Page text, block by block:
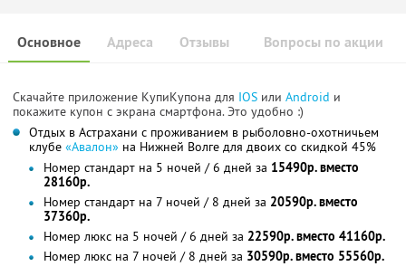
Основное Отзывы Вопросы по акции
Адреса
Скачайте приложение КупиКупона для IOS или Android и
покажите купон с экрана смартфона. Это удобно :)
Отдых в Астрахани с проживанием в рыболовно-охотничьем
клубе «Авалон» на Нижней Волге для двоих со скидкой 45%
Номер стандарт на 5 ночей / 6 дней за 15490р. вместо
28160р.
Номер стандарт на 7 ночей / 8 дней за 20590р. вместо
37360р.
Номер люкс на 5 ночей / 6 дней за 22590р. вместо 41160р.
Номер люкс на 7 ночей / 8 дней за 30590р. вместо 55560р.